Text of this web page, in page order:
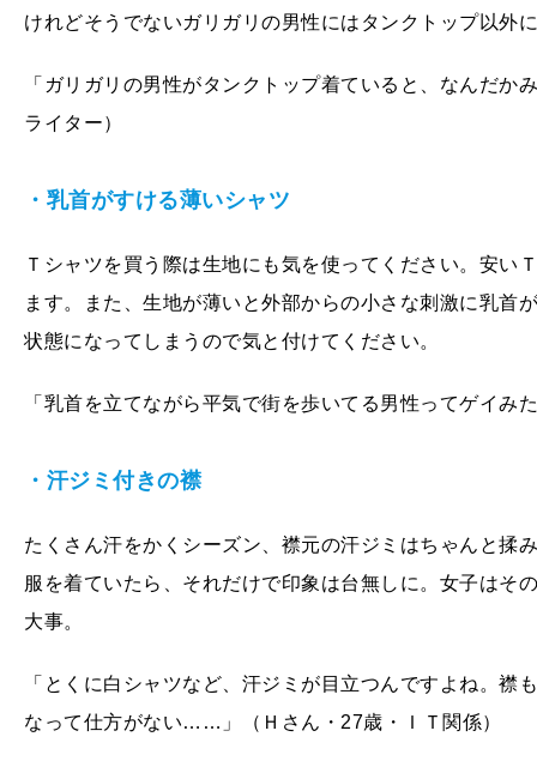
けれどそうでないガリガリの男性にはタンクトップ以外
「ガリガリの男性がタンクトップ着ていると、なんだ
ライター）
・乳首がすける薄いシャツ
Ｔシャツを買う際は生地にも気を使ってください。安い
ます。また、生地が薄いと外部からの小さな刺激に乳首
状態になってしまうので気と付けてください。
「乳首を立てながら平気で街を歩いてる男性ってゲイ
・汗ジミ付きの襟
たくさん汗をかくシーズン、襟元の汗ジミはちゃんと揉
服を着ていたら、それだけで印象は台無しに。女子はそ
大事。
「とくに白シャツなど、汗ジミが目立つんですよね。
なって仕方がない……」（Ｈさん・27歳・ＩＴ関係）